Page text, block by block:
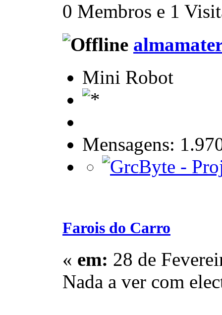
0 Membros e 1
Mini Robot
Mensagens:
Farois do Carro
« em: 28 de
Nada a ver com